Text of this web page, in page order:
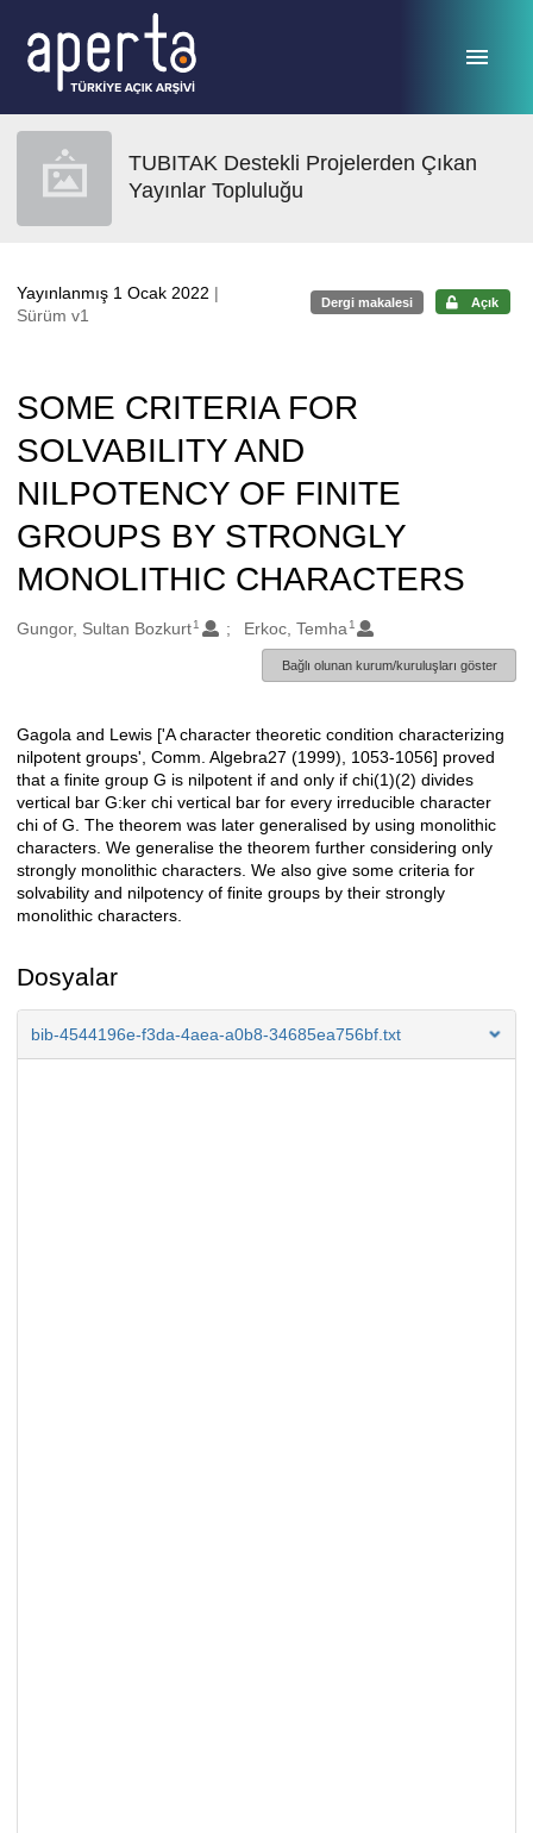
TUBITAK Destekli Projelerden Çıkan
Yayınlar Topluluğu
Yayınlanmış 1 Ocak 2022 |
Sürüm v1
Dergi makalesi Açık
SOME CRITERIA FOR
SOLVABILITY AND
NILPOTENCY OF FINITE
GROUPS BY STRONGLY
MONOLITHIC CHARACTERS
Oluşturanlar
Gungor, Sultan Bozkurt1 Erkoc, Temha 1
Bağlı olunan kurum/kuruluşları göster
Açıklama
Gagola and Lewis ['A character theoretic condition characterizing
nilpotent groups', Comm. Algebra27 (1999), 1053-1056] proved
that a finite group G is nilpotent if and only if chi(1)(2) divides
vertical bar G:ker chi vertical bar for every irreducible character
chi of G. The theorem was later generalised by using monolithic
characters. We generalise the theorem further considering only
strongly monolithic characters. We also give some criteria for
solvability and nilpotency of finite groups by their strongly
monolithic characters.
Dosyalar
bib-4544196e-f3da-4aea-a0b8-34685ea756bf.txt